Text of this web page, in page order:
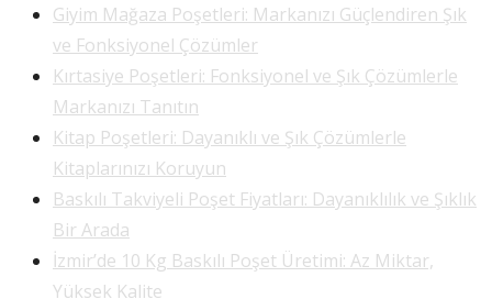
Giyim Mağaza Poşetleri: Markanızı Güçlendiren Şık
ve Fonksiyonel Çözümler
Kırtasiye Poşetleri: Fonksiyonel ve Şık Çözümlerle
Markanızı Tanıtın
Kitap Poşetleri: Dayanıklı ve Şık Çözümlerle
Kitaplarınızı Koruyun
Baskılı Takviyeli Poşet Fiyatları: Dayanıklılık ve Şıklık
Bir Arada
İzmir’de 10 Kg Baskılı Poşet Üretimi: Az Miktar,
Yüksek Kalite